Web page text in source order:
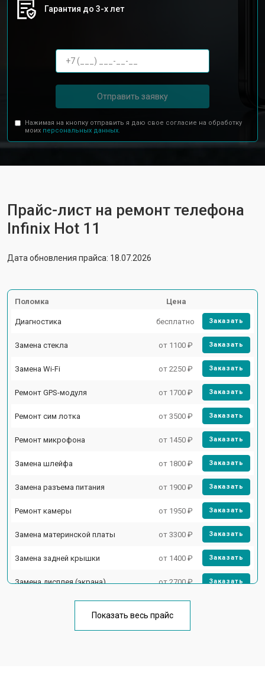
Гарантия до 3-х лет
Отправить заявку
Нажимая на кнопку отправить я даю свое согласие на обработку
моих персональных данных.
Прайс-лист на ремонт телефона
Infinix Hot 11
Дата обновления прайса: 18.07.2026
Поломка Цена
Диагностика бесплатно Заказать
Замена стекла от 1100 ₽ Заказать
Замена Wi-Fi от 2250 ₽ Заказать
Ремонт GPS-модуля от 1700 ₽ Заказать
Ремонт сим лотка от 3500 ₽ Заказать
Ремонт микрофона от 1450 ₽ Заказать
Замена шлейфа от 1800 ₽ Заказать
Замена разъема питания от 1900 ₽ Заказать
Ремонт камеры от 1950 ₽ Заказать
Замена материнской платы от 3300 ₽ Заказать
Замена задней крышки от 1400 ₽ Заказать
Замена дисплея (экрана) от 2700 ₽ Заказать
Замена кнопки включения от 1750 ₽
Показать весь прайс